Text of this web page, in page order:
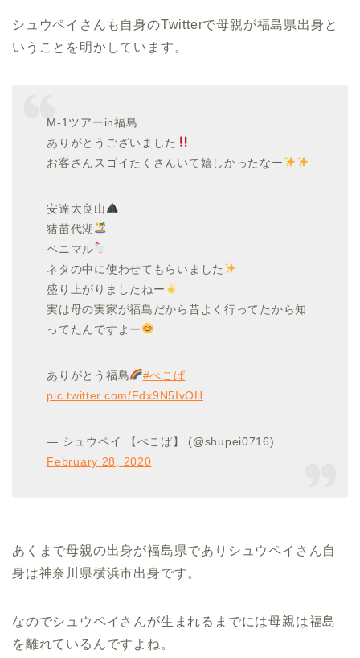
シュウペイさんも自身のTwitterで母親が福島県出身と
いうことを明かしています。
M-1ツアーin福島
ありがとうございました
お客さんスゴイたくさんいて嬉しかったなー
安達太良山
猪苗代湖
ベニマル
ネタの中に使わせてもらいました
盛り上がりましたねー
実は母の実家が福島だから昔よく行ってたから知
ってたんですよー
ありがとう福島
#ぺこぱ
pic.twitter.com/Fdx9N5IvOH
— シュウペイ 【ぺこぱ】 (@shupei0716)
February 28, 2020
あくまで母親の出身が福島県でありシュウペイさん自
身は神奈川県横浜市出身です。
なのでシュウペイさんが生まれるまでには母親は福島
を離れているんですよね。